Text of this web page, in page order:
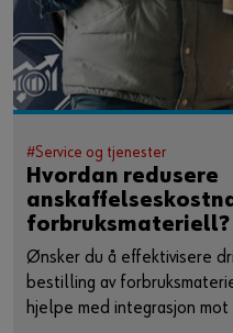
#Service og tjenester
Hvordan redusere
forbruksmateriell?
Ønsker du å effektivisere
bestilling av
hjelpe med integrasjon mot